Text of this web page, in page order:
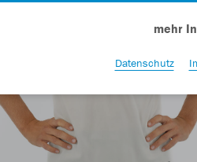
mehr
Datenschutz